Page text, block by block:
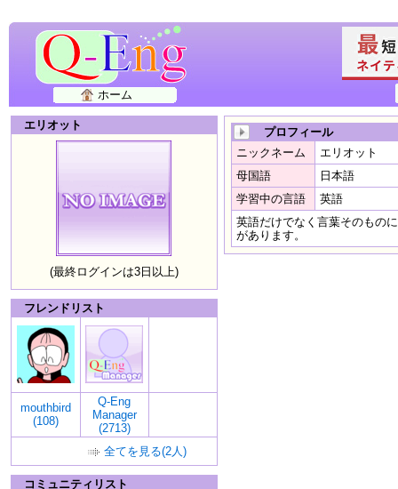
ホーム
エリオット
(最終ログインは3日以上)
フレンドリスト
mouthbird
(108)
Q-Eng
Manager
(2713)
全てを見る(2人)
コミュニティリスト
プロフィール
ニックネーム
エリオット
母国語
日本語
学習中の言語
英語
英語だけでなく言葉そのもの
があります。